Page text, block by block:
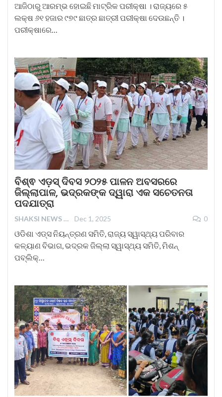
ଆଜିଠାରୁ ଆରମ୍ଭ ହୋଇଛି ମାଟ୍ରିକ ପରୀକ୍ଷା । ରାଜ୍ୟରେ ୫
ଲକ୍ଷ ୬୧ ହଜାର ୯୭୯ ଛାତ୍ର ଛାତ୍ରୀ ପରୀକ୍ଷା ଦେଉଛନ୍ତି ।
ପରୀକ୍ଷାରେ…
ବିଶ୍ଵ ଏଡ଼ସ୍ ଦିବସ ୨୦୨୫ ପାଳନ ଅବସରରେ
ଜିଲ୍ଲାପାଳ, ଭଦ୍ରକଙ୍କ ଦ୍ୱାରା ଏକ ସଚେତନତା
ପଦଯାତ୍ରା
SHAKSI NEWS Dec 1, 2025 0
ଓଡିଶା ଏଡ୍‌ସ ନିୟନ୍ତ୍ରଣ ସମିତି, ରାଜ୍ୟ ସ୍ୱାସ୍ଥ୍ୟ ପରିବାର
କଳ୍ୟାଣ ବିଭାଗ, ଭଦ୍ରକ ଜିଲ୍ଲା ସ୍ୱାସ୍ଥ୍ୟ ସମିତି, ମିଶନ୍
ପବ୍ଲିକ୍…